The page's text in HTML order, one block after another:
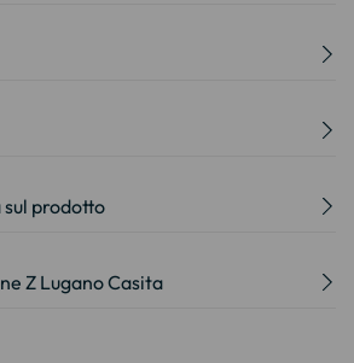
prodotto
Z Lugano Casita